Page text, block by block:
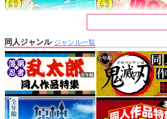
【原神】
同人ジャンル ジャンル一覧